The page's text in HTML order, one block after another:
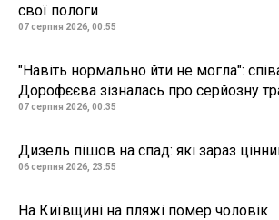
свої пологи
07 серпня 2026, 00:55
"Навіть нормально йти не могла":
Дорофєєва зізналась про серйозну
07 серпня 2026, 00:35
Дизель пішов на спад: які зараз
06 серпня 2026, 23:55
На Київщині на пляжі помер чоловік